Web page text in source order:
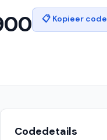
📋 Kopieer code
Codedetails